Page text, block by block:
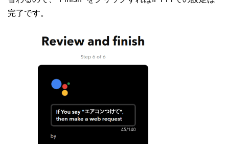
完了です。